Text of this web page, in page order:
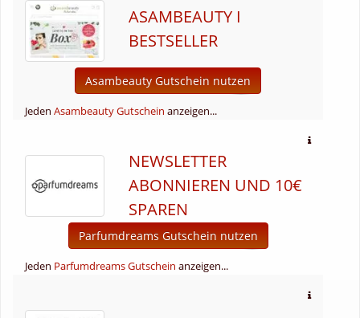
ASAMBEAUTY I
BESTSELLER
Asambeauty Gutschein nutzen
Jeden Asambeauty Gutschein anzeigen...
NEWSLETTER
ABONNIEREN UND 10€
SPAREN
Parfumdreams Gutschein nutzen
Jeden Parfumdreams Gutschein anzeigen...